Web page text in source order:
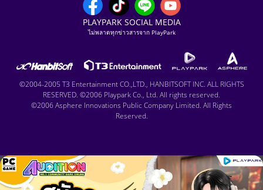
PLAYPARK SOCIAL MEDIA
ไม่พลาดทุกข่าวสารจาก PlayPark
©2004-2005 T3 Entertainment CO.,LTD., HANBITSOFT INC. ALL RIGHTS
RESERVED. ©2006 Playpark Co., Ltd. All rights reserved.
©2006 Asphere Innovations Public Company Limited. All Rights
Reserved.